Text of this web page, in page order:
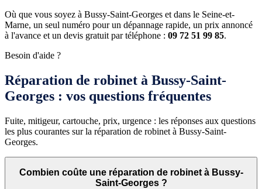
Où que vous soyez à Bussy-Saint-Georges et dans le Seine-et-
Marne, un seul numéro pour un dépannage rapide, un prix annoncé
à l'avance et un devis gratuit par téléphone : 09 72 51 99 85.
Besoin d'aide ?
Réparation de robinet à Bussy-Saint-
Georges : vos questions fréquentes
Fuite, mitigeur, cartouche, prix, urgence : les réponses aux questions
les plus courantes sur la réparation de robinet à Bussy-Saint-
Georges.
Combien coûte une réparation de robinet à Bussy-
Saint-Georges ?